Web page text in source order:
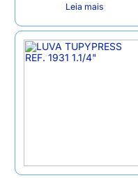
Leia mais